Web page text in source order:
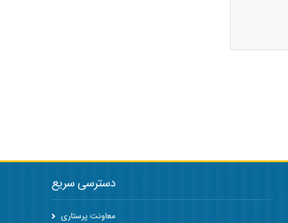
دسترسی سریع
معاونت پرستاری